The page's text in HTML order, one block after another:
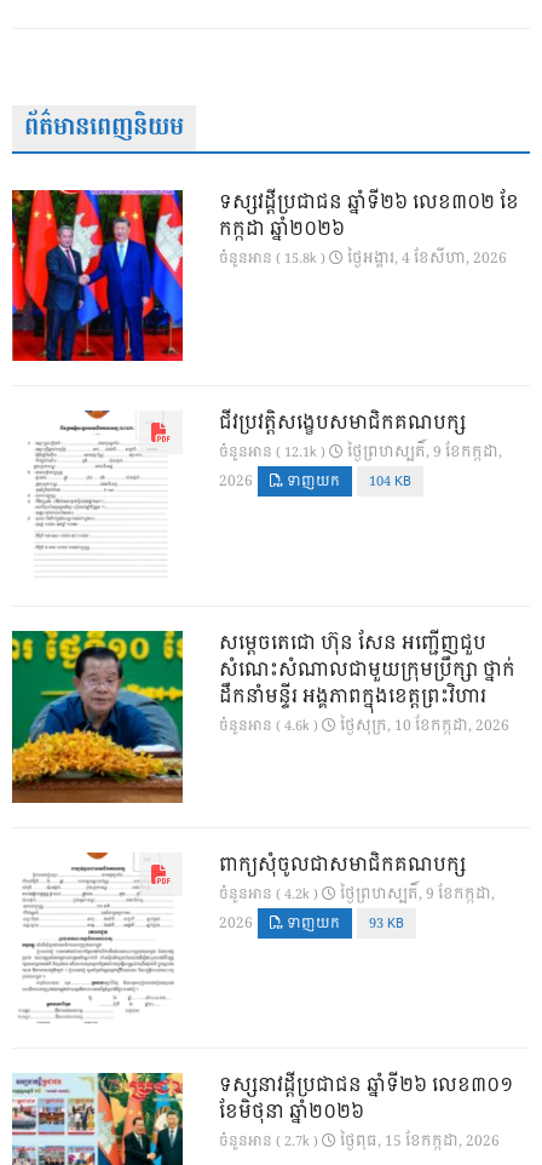
ព័ត៌មានពេញនិយម
ទស្សវដ្តីប្រជាជន ឆ្នាំទី២៦ លេខ៣០២ ខែ
កក្កដា ឆ្នាំ២០២៦
ចំនួនអាន ( 15.8k ) ថ្ងៃ​អង្គារ, 4 ខែ​សីហា, 2026
ជីវប្រវត្តិសង្ខេបសមាជិកគណបក្ស
ចំនួនអាន ( 12.1k )
ថ្ងៃ​ព្រហស្បតិ៍, 9 ខែ​កក្កដា,
2026
ទាញយក 104 KB
សម្តេចតេជោ ហ៊ុន សែន អញ្ជើញជួប
សំណេះសំណាលជាមួយក្រុមប្រឹក្សា ថ្នាក់
ដឹកនាំមន្ទីរ អង្គភាពក្នុងខេត្តព្រះវិហារ
ចំនួនអាន ( 4.6k ) ថ្ងៃ​សុក្រ, 10 ខែ​កក្កដា, 2026
ពាក្យសុំចូលជាសមាជិកគណបក្ស
ចំនួនអាន ( 4.2k )
ថ្ងៃ​ព្រហស្បតិ៍, 9 ខែ​កក្កដា,
2026
ទាញយក 93 KB
ទស្សនាវដ្ដីប្រជាជន ឆ្នាំទី២៦ លេខ៣០១
ខែមិថុនា ឆ្នាំ២០២៦
ចំនួនអាន ( 2.7k ) ថ្ងៃ​ពុធ, 15 ខែ​កក្កដា, 2026